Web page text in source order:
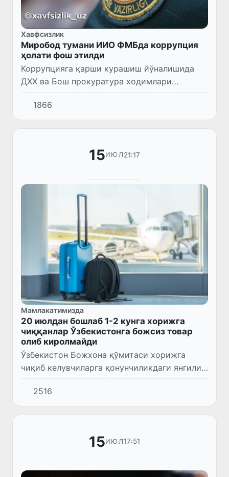
Хавфсизлик
Миробод тумани ИИО ФМБда коррупция
ҳолати фош этилди
Коррупцияга қарши курашиш йўналишида
ДХХ ва Бош прокуратура ходимлари
томонидан олиб борилган тезкор-қидирув
тадбирлари давомида ички ишлар органлари
тизимида қонунбузилиш ҳолати а...
1866
15ИЮЛ 21:17
Мамлакатимизда
20 июлдан бошлаб 1-2 кунга хорижга
чиққанлар Ўзбекистонга божсиз товар
олиб киролмайди
Ўзбекистон Божхона қўмитаси хорижга
чиқиб келувчиларга қонунчиликдаги янгилик
ҳақида эслатди.
2516
15ИЮЛ17:51